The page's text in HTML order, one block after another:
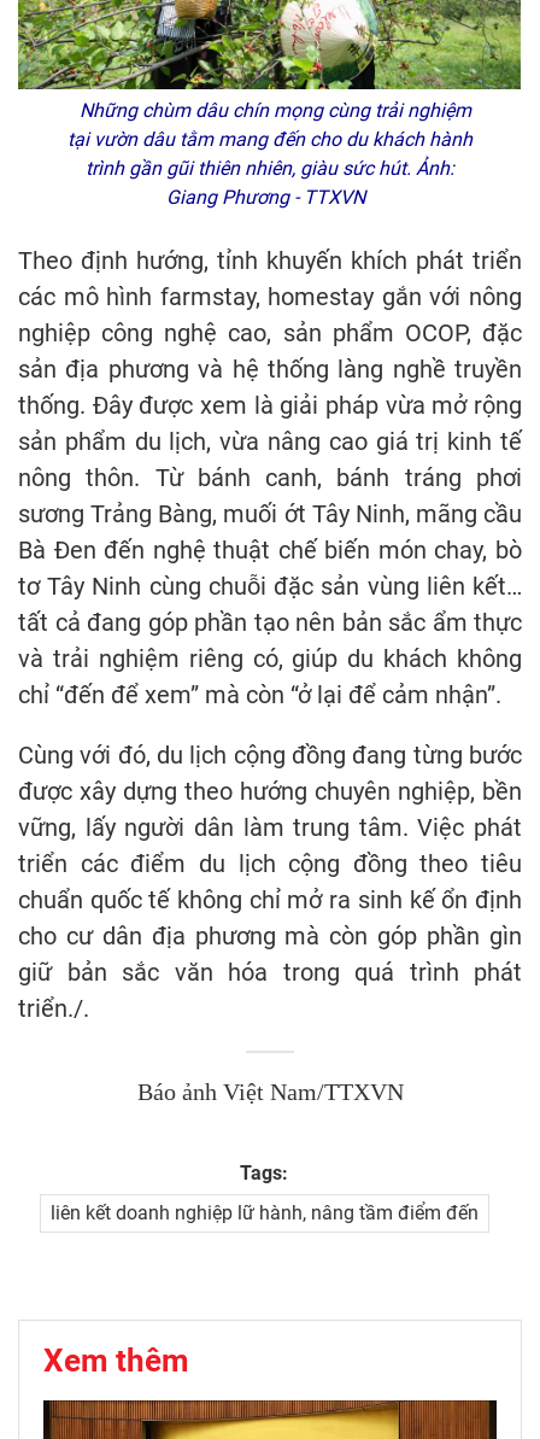
Những chùm dâu chín mọng cùng trải nghiệm
tại vườn dâu tằm mang đến cho du khách hành
trình gần gũi thiên nhiên, giàu sức hút. Ảnh:
Giang Phương - TTXVN
Theo định hướng, tỉnh khuyến khích phát triển
các mô hình farmstay, homestay gắn với nông
nghiệp công nghệ cao, sản phẩm OCOP, đặc
sản địa phương và hệ thống làng nghề truyền
thống. Đây được xem là giải pháp vừa mở rộng
sản phẩm du lịch, vừa nâng cao giá trị kinh tế
nông thôn. Từ bánh canh, bánh tráng phơi
sương Trảng Bàng, muối ớt Tây Ninh, mãng cầu
Bà Đen đến nghệ thuật chế biến món chay, bò
tơ Tây Ninh cùng chuỗi đặc sản vùng liên kết…
tất cả đang góp phần tạo nên bản sắc ẩm thực
và trải nghiệm riêng có, giúp du khách không
chỉ “đến để xem” mà còn “ở lại để cảm nhận”.
Cùng với đó, du lịch cộng đồng đang từng bước
được xây dựng theo hướng chuyên nghiệp, bền
vững, lấy người dân làm trung tâm. Việc phát
triển các điểm du lịch cộng đồng theo tiêu
chuẩn quốc tế không chỉ mở ra sinh kế ổn định
cho cư dân địa phương mà còn góp phần gìn
giữ bản sắc văn hóa trong quá trình phát
triển./.
Báo ảnh Việt Nam/TTXVN
Tags:
liên kết doanh nghiệp lữ hành, nâng tầm điểm đến
Xem thêm